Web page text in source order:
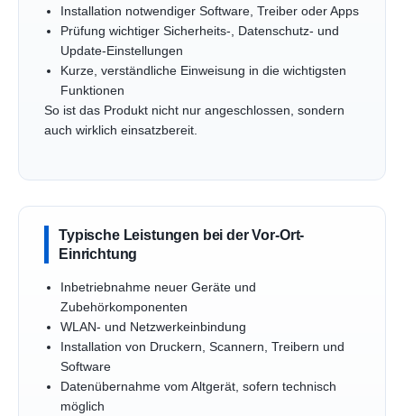
Installation notwendiger Software, Treiber oder Apps
Prüfung wichtiger Sicherheits-, Datenschutz- und
Update-Einstellungen
Kurze, verständliche Einweisung in die wichtigsten
Funktionen
So ist das Produkt nicht nur angeschlossen, sondern
auch wirklich einsatzbereit.
Typische Leistungen bei der Vor-Ort-
Einrichtung
Inbetriebnahme neuer Geräte und
Zubehörkomponenten
WLAN- und Netzwerkeinbindung
Installation von Druckern, Scannern, Treibern und
Software
Datenübernahme vom Altgerät, sofern technisch
möglich